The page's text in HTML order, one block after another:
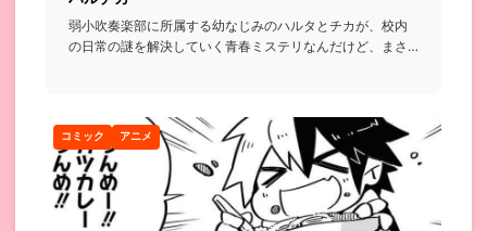
弱小吹奏楽部に所属する幼なじみのハルタとチカが、校内
の日常の謎を解決していく青春ミステリなんだけど、まさ
コミック アニメ